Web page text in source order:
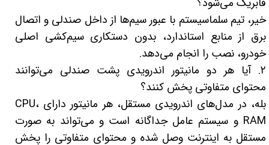
خیر، تیم سلماسیستم با عبور سیم‌ها از داخل صندلی و اتصال
برق از منابع استاندارد، بدون دستکاری سیم‌کشی اصلی
خودرو، نصب را انجام می‌دهد.
۲. آیا هر دو مانیتور اندرویدی پشت صندلی می‌توانند
محتوای متفاوتی پخش کنند؟
بله، در مدل‌های اندرویدی مستقل، هر مانیتور دارای CPU،
RAM و سیستم عامل جداگانه است و می‌تواند به صورت
مستقل به اینترنت وصل شده و محتوای متفاوتی را پخش